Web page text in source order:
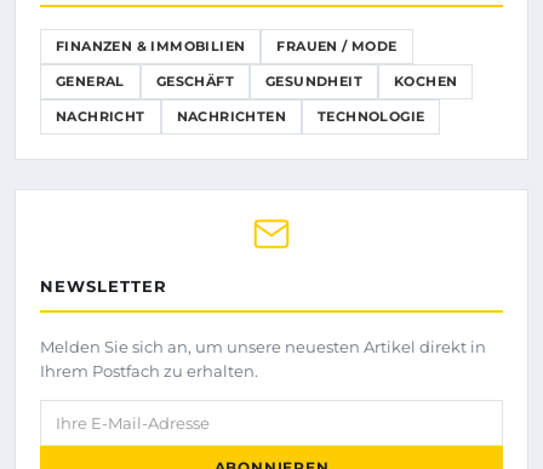
FINANZEN & IMMOBILIEN FRAUEN / MODE
GENERAL GESCHÄFT GESUNDHEIT KOCHEN
NACHRICHT NACHRICHTEN TECHNOLOGIE
NEWSLETTER
Melden Sie sich an, um unsere neuesten Artikel direkt in
Ihrem Postfach zu erhalten.
Ihre E-Mail-Adresse